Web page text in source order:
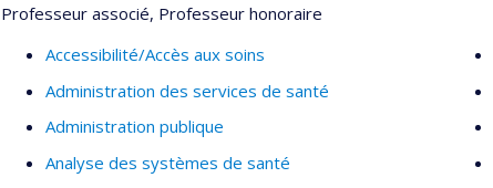
Professeur associé, Professeur honoraire
Accessibilité/Accès aux soins
Administration des services de santé
Administration publique
Analyse des systèmes de santé